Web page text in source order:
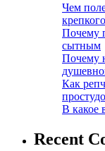
Чем
Почему
сытным
Почему
Как
В какое
Recent